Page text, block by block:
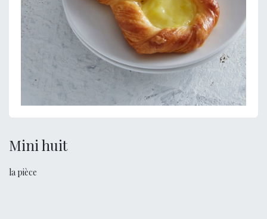
Mini huit
la pièce